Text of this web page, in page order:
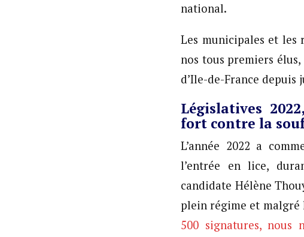
national.
Les municipales et
nos tous premiers
d’Ile-de-France depuis
Législatives
fort contre la
L’année 2022 a
l’entrée en lice,
candidate Hélène
plein régime et malgré
500 signatures, nous